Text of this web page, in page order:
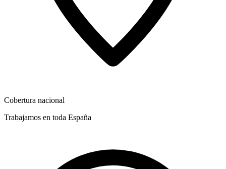
Cobertura nacional
Trabajamos en toda España